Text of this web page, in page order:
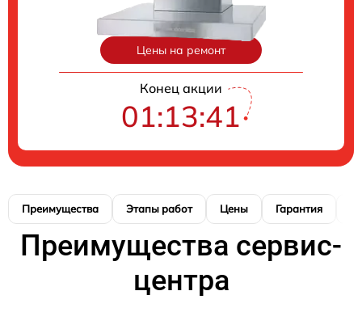
Цены на ремонт
Конец акции
01:13:40
Преимущества Этапы работ Цены Гарантия
Преимущества сервис-
центра